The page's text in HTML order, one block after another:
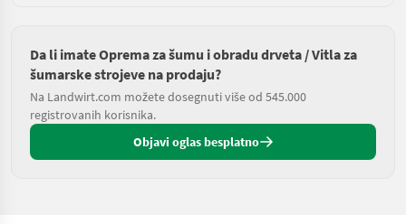
Da li imate Oprema za šumu i obradu drveta / Vitla za
šumarske strojeve na prodaju?
Na Landwirt.com možete dosegnuti više od 545.000
registrovanih korisnika.
Objavi oglas besplatno